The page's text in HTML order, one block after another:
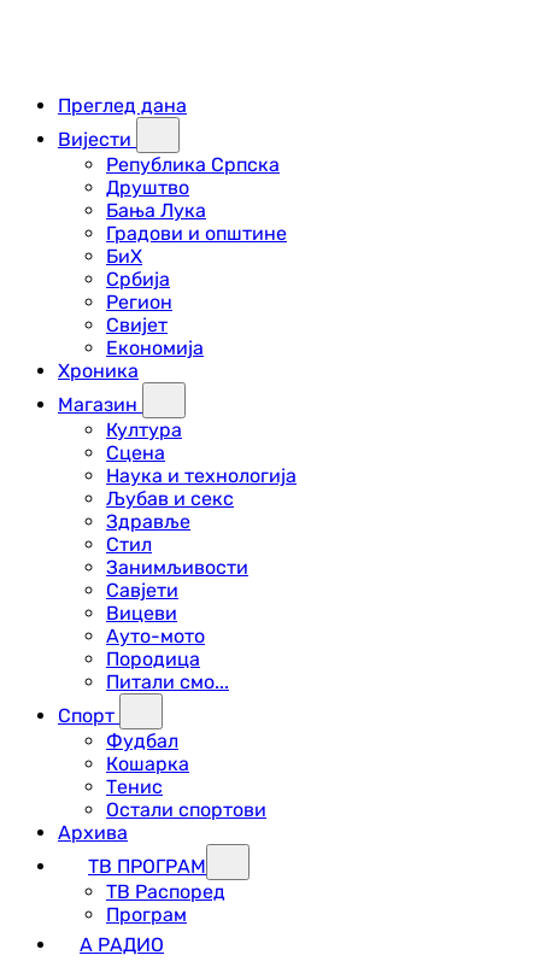
Преглед дана
Вијести
Република Српска
Друштво
Бања Лука
Градови и општине
БиХ
Србија
Регион
Свијет
Економија
Хроника
Магазин
Култура
Сцена
Наука и технологија
Љубав и секс
Здравље
Стил
Занимљивости
Савјети
Вицеви
Ауто-мото
Породица
Питали смо...
Спорт
Фудбал
Кошарка
Тенис
Остали спортови
Архива
ТВ ПРОГРАМ
ТВ Распоред
Програм
А РАДИО